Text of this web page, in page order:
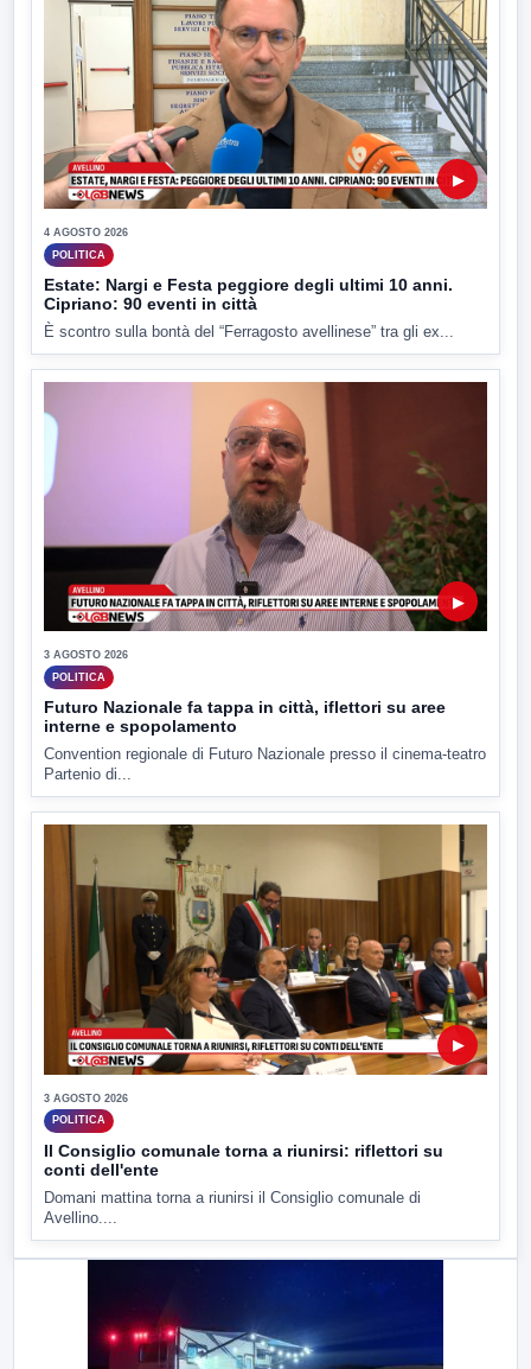
▶
4 AGOSTO 2026
POLITICA
Estate: Nargi e Festa peggiore degli ultimi 10 anni.
Cipriano: 90 eventi in città
È scontro sulla bontà del “Ferragosto avellinese” tra gli ex...
▶
3 AGOSTO 2026
POLITICA
Futuro Nazionale fa tappa in città, iflettori su aree
interne e spopolamento
Convention regionale di Futuro Nazionale presso il cinema-teatro
Partenio di...
▶
3 AGOSTO 2026
POLITICA
Il Consiglio comunale torna a riunirsi: riflettori su
conti dell'ente
Domani mattina torna a riunirsi il Consiglio comunale di
Avellino....